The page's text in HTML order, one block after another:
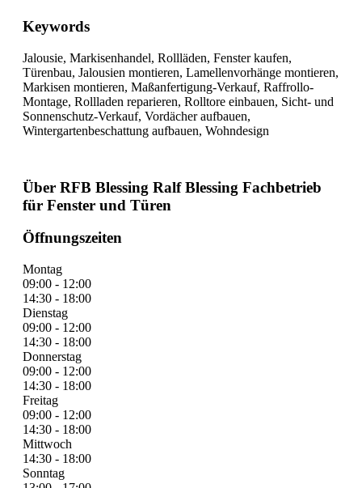
Keywords
Jalousie, Markisenhandel, Rollläden, Fenster kaufen,
Türenbau, Jalousien montieren, Lamellenvorhänge montieren,
Markisen montieren, Maßanfertigung-Verkauf, Raffrollo-
Montage, Rollladen reparieren, Rolltore einbauen, Sicht- und
Sonnenschutz-Verkauf, Vordächer aufbauen,
Wintergartenbeschattung aufbauen, Wohndesign
Über RFB Blessing Ralf Blessing Fachbetrieb
für Fenster und Türen
Öffnungszeiten
Montag
09:00 - 12:00
14:30 - 18:00
Dienstag
09:00 - 12:00
14:30 - 18:00
Donnerstag
09:00 - 12:00
14:30 - 18:00
Freitag
09:00 - 12:00
14:30 - 18:00
Mittwoch
14:30 - 18:00
Sonntag